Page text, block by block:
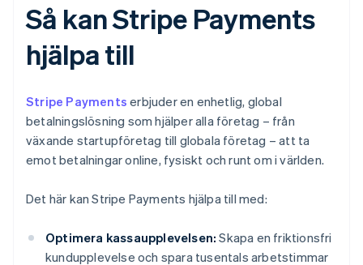
Så kan Stripe Payments
hjälpa till
Stripe Payments erbjuder en enhetlig, global
betalningslösning som hjälper alla företag – från
växande startupföretag till globala företag – att ta
emot betalningar online, fysiskt och runt om i världen.
Det här kan Stripe Payments hjälpa till med:
Optimera kassaupplevelsen: Skapa en friktionsfri
kundupplevelse och spara tusentals arbetstimmar